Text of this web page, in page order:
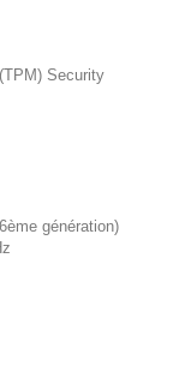
Security
génération)